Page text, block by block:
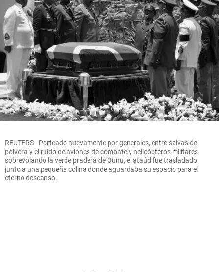
REUTERS - Porteado nuevamente por generales, entre salvas de
pólvora y el ruido de aviones de combate y helicópteros militares
sobrevolando la verde pradera de Qunu, el ataúd fue trasladado
junto a una pequeña colina donde aguardaba su espacio para el
eterno descanso.